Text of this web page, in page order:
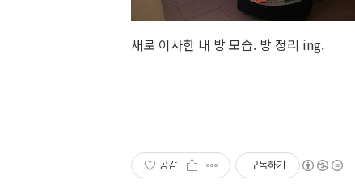
새로 이사한 내 방 모습. 방 정리 ing.
공감 구독하기